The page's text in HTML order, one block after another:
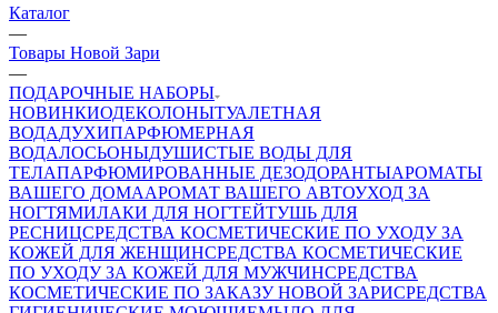
Каталог
—
Товары Новой Зари
—
ПОДАРОЧНЫЕ НАБОРЫ
НОВИНКИОДЕКОЛОНЫТУАЛЕТНАЯ
ВОДАДУХИПАРФЮМЕРНАЯ
ВОДАЛОСЬОНЫДУШИСТЫЕ ВОДЫ ДЛЯ
ТЕЛАПАРФЮМИРОВАННЫЕ ДЕЗОДОРАНТЫАРОМАТЫ
ВАШЕГО ДОМААРОМАТ ВАШЕГО АВТОУХОД ЗА
НОГТЯМИЛАКИ ДЛЯ НОГТЕЙТУШЬ ДЛЯ
РЕСНИЦСРЕДСТВА КОСМЕТИЧЕСКИЕ ПО УХОДУ ЗА
КОЖЕЙ ДЛЯ ЖЕНЩИНСРЕДСТВА КОСМЕТИЧЕСКИЕ
ПО УХОДУ ЗА КОЖЕЙ ДЛЯ МУЖЧИНСРЕДСТВА
КОСМЕТИЧЕСКИЕ ПО ЗАКАЗУ НОВОЙ ЗАРИСРЕДСТВА